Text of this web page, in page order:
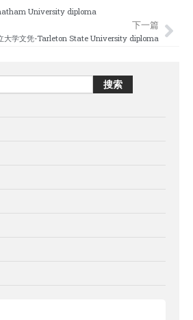
University diploma
下一篇
大学文凭-Tarleton State University diploma
搜索